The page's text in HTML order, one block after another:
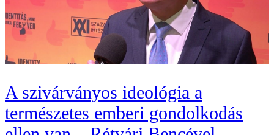
A szivárványos ideológia a
természetes emberi gondolkodás